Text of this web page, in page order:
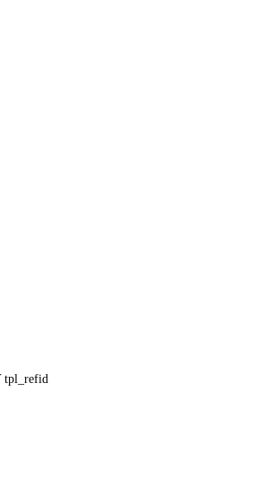
tpl_refid